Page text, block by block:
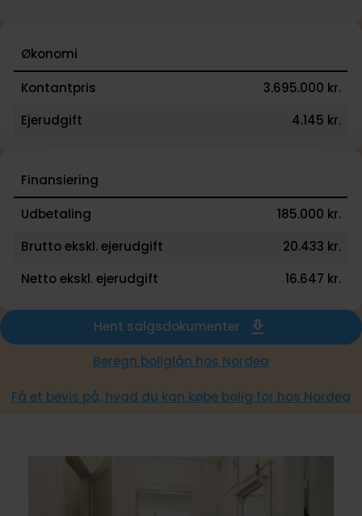
Økonomi
Kontantpris
3.695.000 kr.
Ejerudgift
4.145 kr.
Finansiering
Udbetaling
185.000 kr.
Brutto ekskl. ejerudgift
20.433 kr.
Netto ekskl. ejerudgift
16.647 kr.
Hent salgsdokumenter
Beregn boliglån hos Nordea
Få et bevis på, hvad du kan købe bolig for hos Nordea